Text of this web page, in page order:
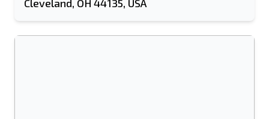
Cleveland, OH 44135, USA